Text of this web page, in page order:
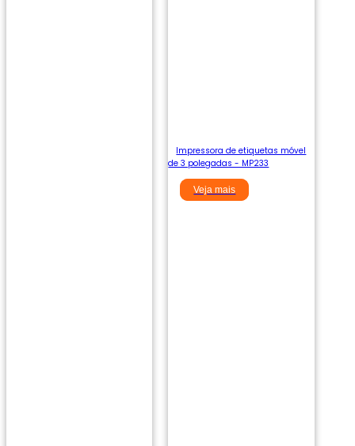
Impressora de etiquetas móvel
de 3 polegadas - MP233
Veja mais